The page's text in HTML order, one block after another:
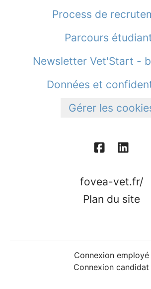
Process de
Parcours
Newsletter Vet'Start -
Données et
Gérer les
fovea-vet.fr/
Plan du site
Connexion employé
Connexion candidat